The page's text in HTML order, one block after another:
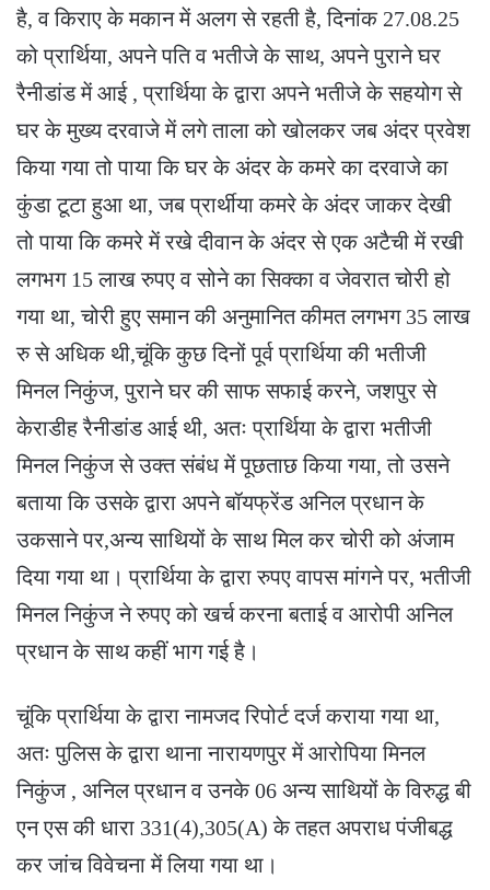
है, व किराए के मकान में अलग से रहती है, दिनांक 27.08.25
को प्रार्थिया, अपने पति व भतीजे के साथ, अपने पुराने घर
रैनीडांड में आई , प्रार्थिया के द्वारा अपने भतीजे के सहयोग से
घर के मुख्य दरवाजे में लगे ताला को खोलकर जब अंदर प्रवेश
किया गया तो पाया कि घर के अंदर के कमरे का दरवाजे का
कुंडा टूटा हुआ था, जब प्रार्थीया कमरे के अंदर जाकर देखी
तो पाया कि कमरे में रखे दीवान के अंदर से एक अटैची में रखी
लगभग 15 लाख रुपए व सोने का सिक्का व जेवरात चोरी हो
गया था, चोरी हुए समान की अनुमानित कीमत लगभग 35 लाख
रु से अधिक थी,चूंकि कुछ दिनों पूर्व प्रार्थिया की भतीजी
मिनल निकुंज, पुराने घर की साफ सफाई करने, जशपुर से
केराडीह रैनीडांड आई थी, अतः प्रार्थिया के द्वारा भतीजी
मिनल निकुंज से उक्त संबंध में पूछताछ किया गया, तो उसने
बताया कि उसके द्वारा अपने बॉयफ्रेंड अनिल प्रधान के
उकसाने पर,अन्य साथियों के साथ मिल कर चोरी को अंजाम
दिया गया था। प्रार्थिया के द्वारा रुपए वापस मांगने पर, भतीजी
मिनल निकुंज ने रुपए को खर्च करना बताई व आरोपी अनिल
प्रधान के साथ कहीं भाग गई है।
चूंकि प्रार्थिया के द्वारा नामजद रिपोर्ट दर्ज कराया गया था,
अतः पुलिस के द्वारा थाना नारायणपुर में आरोपिया मिनल
निकुंज , अनिल प्रधान व उनके 06 अन्य साथियों के विरुद्ध बी
एन एस की धारा 331(4),305(A) के तहत अपराध पंजीबद्ध
कर जांच विवेचना में लिया गया था।